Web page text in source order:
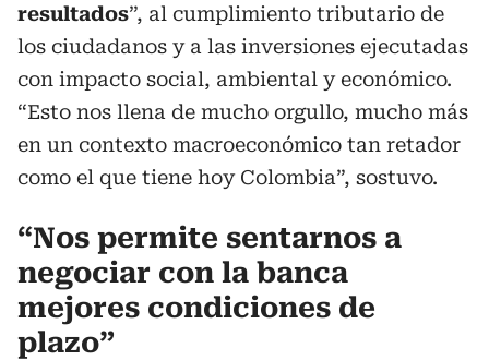
resultados”, al cumplimiento tributario de
los ciudadanos y a las inversiones ejecutadas
con impacto social, ambiental y económico.
“Esto nos llena de mucho orgullo, mucho más
en un contexto macroeconómico tan retador
como el que tiene hoy Colombia”, sostuvo.
“Nos permite sentarnos a
negociar con la banca
mejores condiciones de
plazo”